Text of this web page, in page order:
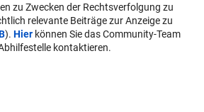
zu Zwecken der Rechtsverfolgung zu
relevante Beiträge zur Anzeige zu
). Hier können Sie das Community-Team
kontaktieren.